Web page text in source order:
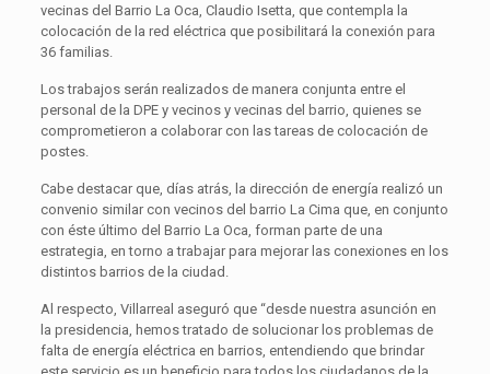
vecinas del Barrio La Oca, Claudio Isetta, que contempla la
colocación de la red eléctrica que posibilitará la conexión para
36 familias.
Los trabajos serán realizados de manera conjunta entre el
personal de la DPE y vecinos y vecinas del barrio, quienes se
comprometieron a colaborar con las tareas de colocación de
postes.
Cabe destacar que, días atrás, la dirección de energía realizó un
convenio similar con vecinos del barrio La Cima que, en conjunto
con éste último del Barrio La Oca, forman parte de una
estrategia, en torno a trabajar para mejorar las conexiones en los
distintos barrios de la ciudad.
Al respecto, Villarreal aseguró que “desde nuestra asunción en
la presidencia, hemos tratado de solucionar los problemas de
falta de energía eléctrica en barrios, entendiendo que brindar